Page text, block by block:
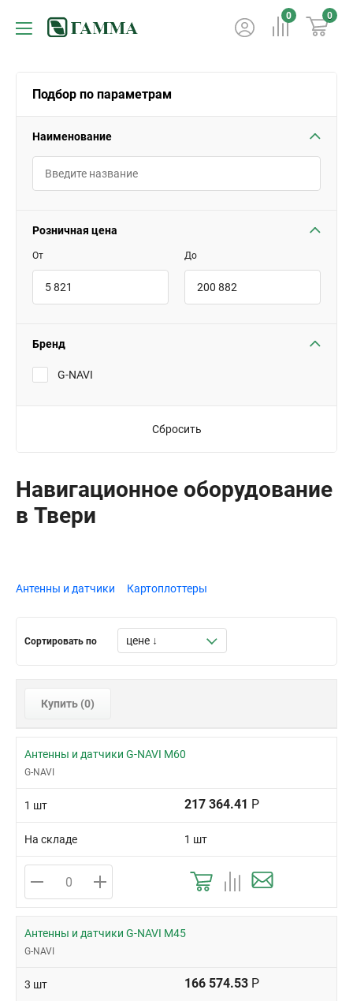
0 0
Подбор по параметрам
Наименование
Розничная цена
От До
Бренд
G-NAVI
Сбросить
Навигационное оборудование
в Твери
Антенны и датчики Картоплоттеры
Сортировать по
Купить (0)
Антенны и датчики G-NAVI M60
G-NAVI
1 шт 217 364.41 Р
На складе 1 шт
Антенны и датчики G-NAVI M45
G-NAVI
3 шт 166 574.53 Р